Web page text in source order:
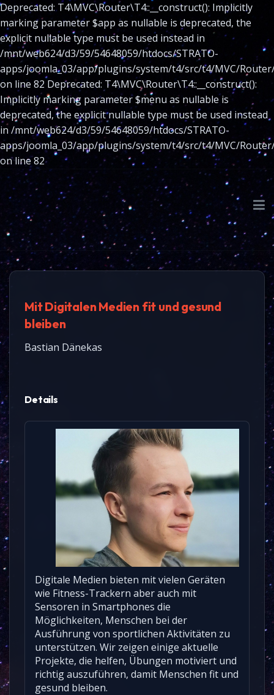
Deprecated: T4\MVC\Router\T4::__construct(): Implicitly
marking parameter $app as nullable is deprecated, the
explicit nullable type must be used instead in
/mnt/web624/d3/59/54648059/htdocs/STRATO-
apps/joomla_03/app/plugins/system/t4/src/t4/MVC/
on line 82 Deprecated: T4\MVC\Router\T4::__construct():
Implicitly marking parameter $menu as nullable is
deprecated, the explicit nullable type must be used instead
in /mnt/web624/d3/59/54648059/htdocs/STRATO-
apps/joomla_03/app/plugins/system/t4/src/t4/MVC/
on line 82
Mit Digitalen Medien fit und gesund
bleiben
Bastian Dänekas
Details
Digitale Medien bieten mit vielen Geräten
wie Fitness-Trackern aber auch mit
Sensoren in Smartphones die
Möglichkeiten, Menschen bei der
Ausführung von sportlichen Aktivitäten zu
unterstützen. Wir zeigen einige aktuelle
Projekte, die helfen, Übungen motiviert und
richtig auszuführen, damit Menschen fit und
gesund bleiben.